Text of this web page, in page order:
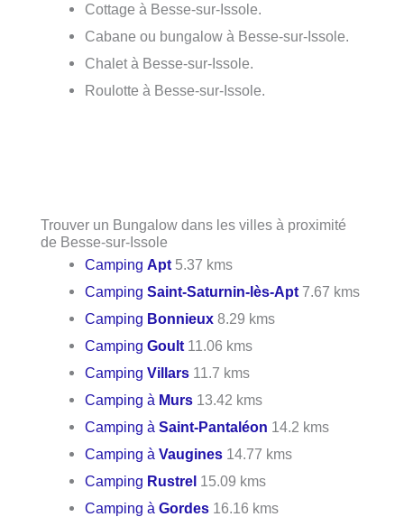
Cottage à Besse-sur-Issole.
Cabane ou bungalow à Besse-sur-Issole.
Chalet à Besse-sur-Issole.
Roulotte à Besse-sur-Issole.
Trouver un Bungalow dans les villes à proximité
de Besse-sur-Issole
CampingApt 5.37 kms
CampingSaint-Saturnin-lès-Apt 7.67 kms
Camping Bonnieux 8.29 kms
CampingGoult 11.06 kms
CampingVillars 11.7 kms
Camping à Murs 13.42 kms
Camping àSaint-Pantaléon 14.2 kms
Camping àVaugines 14.77 kms
Camping Rustrel 15.09 kms
Camping àGordes 16.16 kms